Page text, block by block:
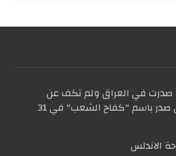
صدرت في العراق ولم تكف عن
الصدور. عددها الأول صدر باسم "كفاح الشعب" في 31
الاندلس